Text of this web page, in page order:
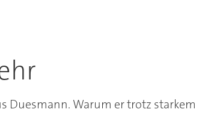
Duesmann. Warum er trotz starkem